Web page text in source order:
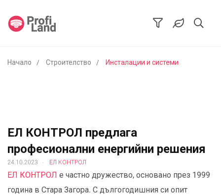
Начало Строителство Инсталации и системи
ЕЛ КОНТРОЛ предлага
професионални енергийни решения
24.10.2023 . ЕЛ КОНТРОЛ
ЕЛ КОНТРОЛ е частно дружество, основано през 1999
година в Стара Загора. С дългогодишния си опит